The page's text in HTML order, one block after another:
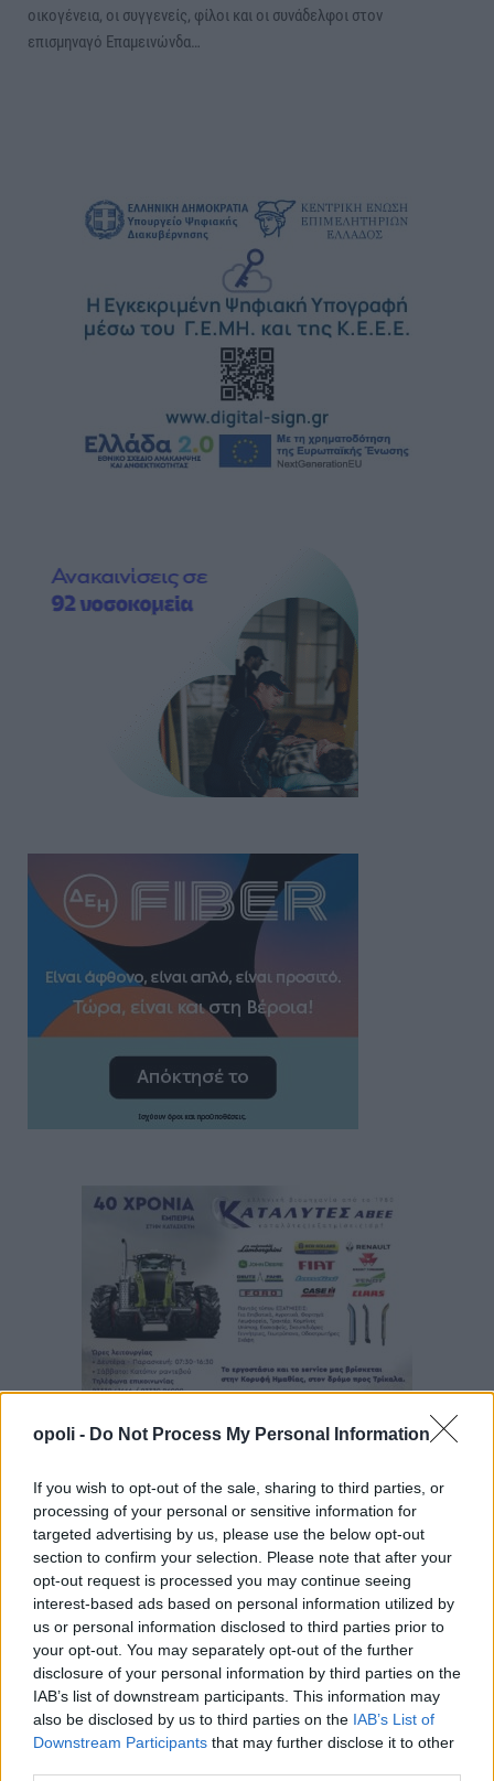
opoli - Do Not Process My Personal Information
If you wish to opt-out of the sale, sharing to third parties, or
processing of your personal or sensitive information for
targeted advertising by us, please use the below opt-out
section to confirm your selection. Please note that after your
opt-out request is processed you may continue seeing
interest-based ads based on personal information utilized by
us or personal information disclosed to third parties prior to
your opt-out. You may separately opt-out of the further
disclosure of your personal information by third parties on the
IAB’s list of downstream participants. This information may
also be disclosed by us to third parties on the IAB’s List of
Downstream Participants that may further disclose it to other
οικογένεια, οι συγγενείς, φίλοι και οι συνάδελφοι στον
επισμηναγό Επαμεινώνδα…